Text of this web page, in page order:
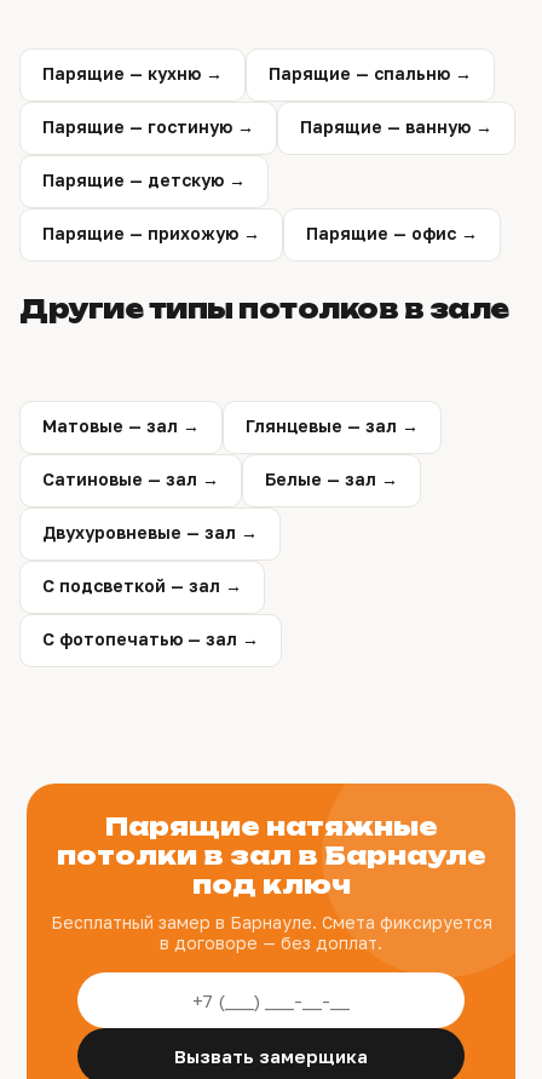
Парящие — кухню → Парящие — спальню →
Парящие — гостиную → Парящие — ванную →
Парящие — детскую →
Парящие — прихожую → Парящие — офис →
Другие типы потолков в зале
Матовые — зал → Глянцевые — зал →
Сатиновые — зал → Белые — зал →
Двухуровневые — зал →
С подсветкой — зал →
С фотопечатью — зал →
Парящие натяжные
потолки в зал в Барнауле
под ключ
Бесплатный замер в Барнауле. Смета фиксируется
в договоре — без доплат.
Вызвать замерщика